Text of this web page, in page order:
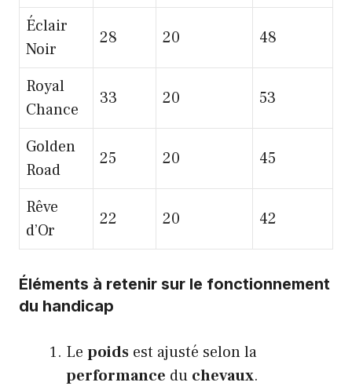
Éclair
Noir
28 20 48
Royal
Chance
33 20 53
Golden
Road
25 20 45
Rêve
d’Or
22 20 42
Éléments à retenir sur le fonctionnement
du handicap
Le poids est ajusté selon la
performance du chevaux.